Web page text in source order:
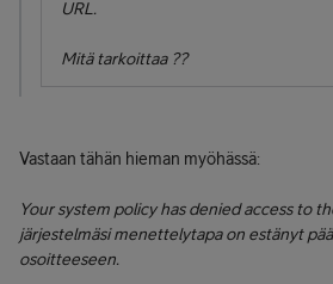
URL.
Mitä tarkoittaa ??
Vastaan tähän hieman myöhässä:
Your system policy has denied access to
järjestelmäsi menettelytapa on estänyt
osoitteeseen.